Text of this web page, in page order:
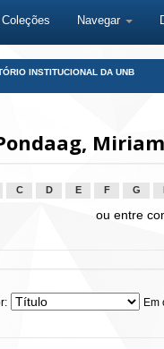
Navegar
INSTITUCIONAL DA UNB
C D E F G
ou entre
Em